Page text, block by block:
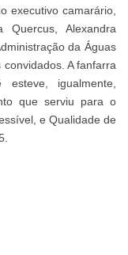
executivo camarário,
Alexandra
da Águas
A fanfarra
esteve, igualmente,
que serviu para o
e Qualidade de